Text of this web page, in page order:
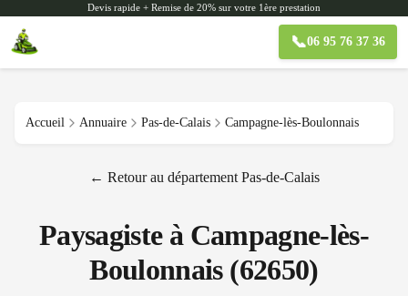
Devis rapide + Remise de 20% sur votre 1ère prestation
📞06 95 76 37 36
Accueil Annuaire Pas-de-Calais Campagne-lès-Boulonnais
← Retour au département Pas-de-Calais
Paysagiste à Campagne-lès-
Boulonnais(62650)